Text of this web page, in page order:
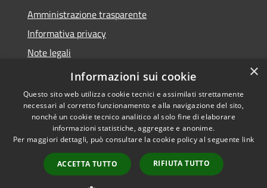
Amministrazione trasparente
Informativa privacy
Note legali
Dichiarazione di accessibilità
Accessibilità
Copyright © 2026 • Comune di
Altopascio • Powered by
Municipium•
Accesso
redazione
×
Informazioni sui cookie
Questo sito web utilizza cookie tecnici e assimilati strettamente
necessari al corretto funzionamento e alla navigazione del sito,
nonché un cookie tecnico analitico al solo fine di elaborare
informazioni statistiche, aggregate e anonime.
Per maggiori dettagli, può consultare la cookie policy al seguente link
ACCETTA TUTTO RIFIUTA TUTTO